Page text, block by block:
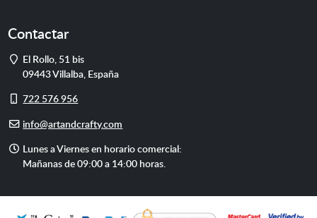
Contactar
Dirección
El Rollo, 51 bis
09443Villalba España
Móvil
722 576 956
E-info@artandcrafty.com
Horario
de
Lunes a Viernes en horario comercial:
Mañanas de 09:00 a 14:00 horas.